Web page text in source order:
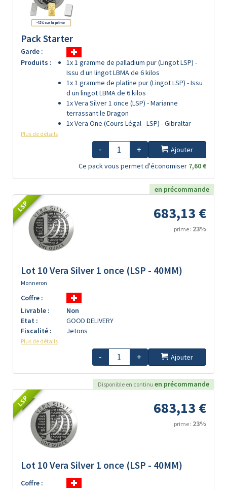
Pack Starter
Garde :
Produits :
1x 1 gramme de palladium pur (Lingot LSP) -
Issu d un lingot LBMA de 6 kilos
1x 1 gramme de platine pur (Lingot LSP) - Issu
d un lingot LBMA de 6 kilos
1x Vera Silver 1 once (LSP) - Marianne
terrassant le Dragon
1x Vera One (Cours Légal - LSP) - Gibraltar
Plus de détails
- +
Ajouter
Ce pack vous permet d'économiser 7,60 €
en précommande
LSP 683,13 €
prime : 23%
Lot 10 Vera Silver 1 once (LSP - 40MM)
Monneron
Coffre :
Livrable :
Non
Etat :
GOOD DELIVERY
Fiscalité :
Jetons
Plus de détails
- + Ajouter
Disponible en continu en précommande
LSP 683,13 €
prime : 23%
Lot 10 Vera Silver 1 once (LSP - 40MM)
Coffre :